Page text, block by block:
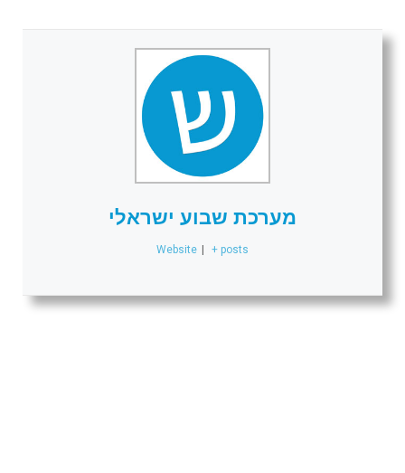
מערכת שבוע ישראלי
Website | + posts